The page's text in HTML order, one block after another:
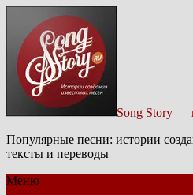
Song Story —
Популярные песни: истории
тексты и переводы
Меню